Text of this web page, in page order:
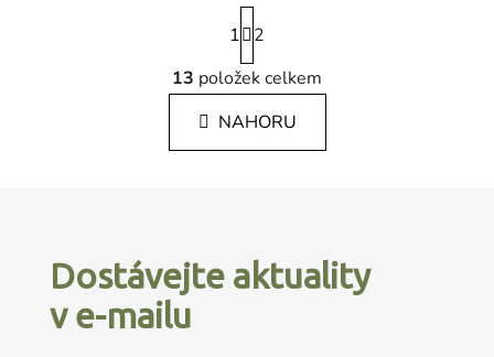
O
v
l
á
p
S
t
r
á
n
k
1
2
13 položek celkem
NAHORU
Dostávejte aktuality
v e-mailu